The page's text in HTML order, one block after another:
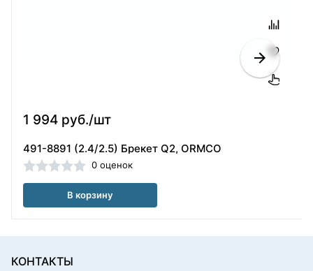
1 994 руб./шт
491-8891 (2.4/2.5) Брекет Q2, ORMCO
0 оценок
В корзину
КОНТАКТЫ